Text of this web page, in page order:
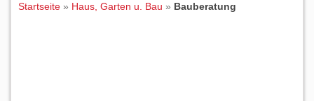
Startseite » Haus, Garten u. Bau » Bauberatung